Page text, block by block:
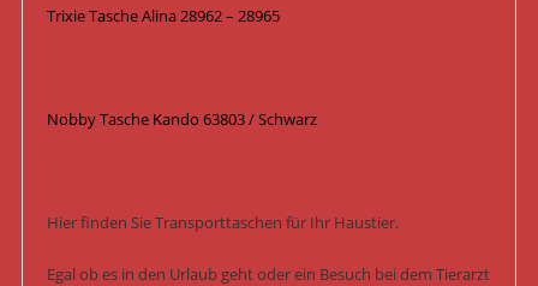
Trixie Tasche Alina 28962 – 28965
Nobby Tasche Kando 63803 / Schwarz
Hier finden Sie Transporttaschen für Ihr Haustier.
Egal ob es in den Urlaub geht oder ein Besuch bei dem Tierarzt